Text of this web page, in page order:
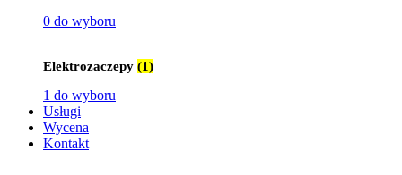
0 do wyboru
Elektrozaczepy (1)
1 do wyboru
Usługi
Wycena
Kontakt